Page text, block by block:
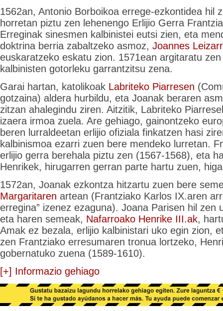
1562an, Antonio Borboikoa errege-ezkontidea hil
horretan piztu zen lehenengo Erlijio Gerra
Erreginak sinesmen kalbinistei eutsi zien, eta
doktrina berria zabaltzeko asmoz, Joannes
euskaratzeko eskatu zion. 1571ean argitaratu
kalbinisten gotorleku garrantzitsu zena.
Garai hartan, katolikoak Labriteko Piarresen
gotzaina) aldera hurbildu, eta Joanak beraren
zitzan ahalegindu ziren. Aitzitik, Labriteko
izaera irmoa zuela. Are gehiago, gainontzeko
beren lurraldeetan erlijio ofiziala finkatzen hasi
kalbinismoa ezarri zuen bere mendeko lurretan.
erlijio gerra berehala piztu zen (1567-1568), eta
Henrikek, hirugarren gerran parte hartu zuen,
1572an, Joanak ezkontza hitzartu zuen bere
Margaritaren artean (Frantziako Karlos IX.aren
erregina” izenez ezaguna). Joana Parisen hil zen
eta haren semeak, Nafarroako Henrike III.ak,
Amak ez bezala, erlijio kalbinistari uko egin zion,
zen Frantziako erresumaren tronua lortzeko,
gobernatuko zuena (1589-1610).
[+] Informazio gehiago